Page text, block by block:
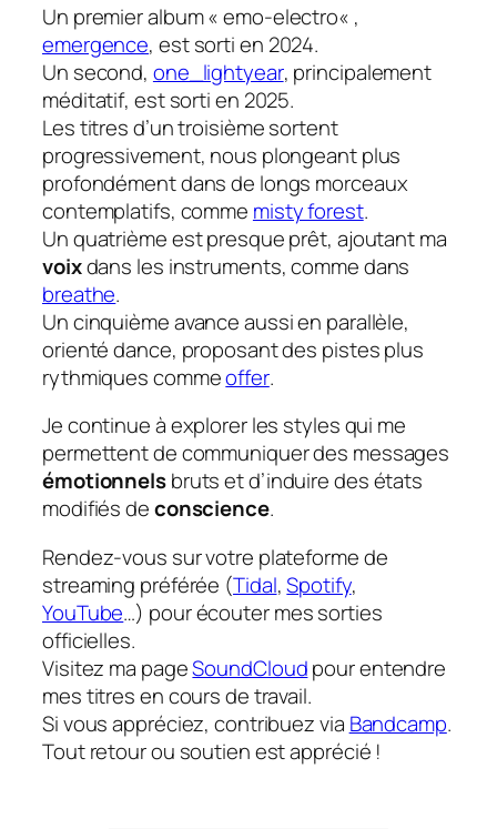
Un premier album «emo-electro« ,
emergence, est sorti en 2024.
Un second, one_lightyear, principalement
méditatif, est sorti en 2025.
Les titres d’un troisième sortent
progressivement, nous plongeant plus
profondément dans de longs morceaux
contemplatifs, comme misty forest.
Un quatrième est presque prêt, ajoutant ma
voixdans les instruments, comme dans
breathe.
Un cinquième avance aussi en parallèle,
orienté dance, proposant des pistes plus
rythmiques commeoffer.
Je continue à explorer les styles qui me
permettent de communiquer des messages
émotionnelsbruts et d’induire des états
modifiés deconscience.
Rendez-vous sur votre plateforme de
streaming préférée (Tidal,Spotify,
YouTube…) pour écouter mes sorties
officielles.
Visitez ma pageSoundCloudpour entendre
mes titres en cours de travail.
Si vous appréciez, contribuez via Bandcamp.
Tout retour ou soutien est apprécié !